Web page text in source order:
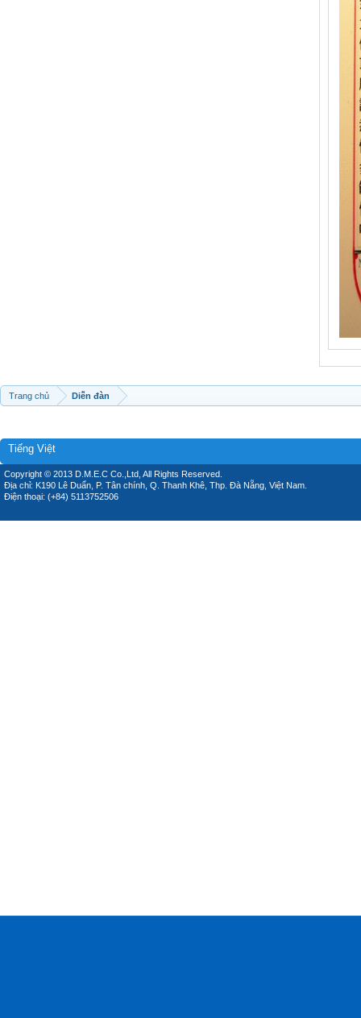
Trang chủ Diễn đàn
Tiếng Việt
Copyright © 2013 D.M.E.C Co.,Ltd, All Rights Reserved.
Địa chỉ: K190 Lê Duẩn, P. Tân chính, Q. Thanh Khê, Thp. Đà Nẵng, Việt Nam.
Điện thoại: (+84) 5113752506